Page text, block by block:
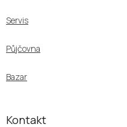
Servis
Půjčovna
Bazar
Kontakt